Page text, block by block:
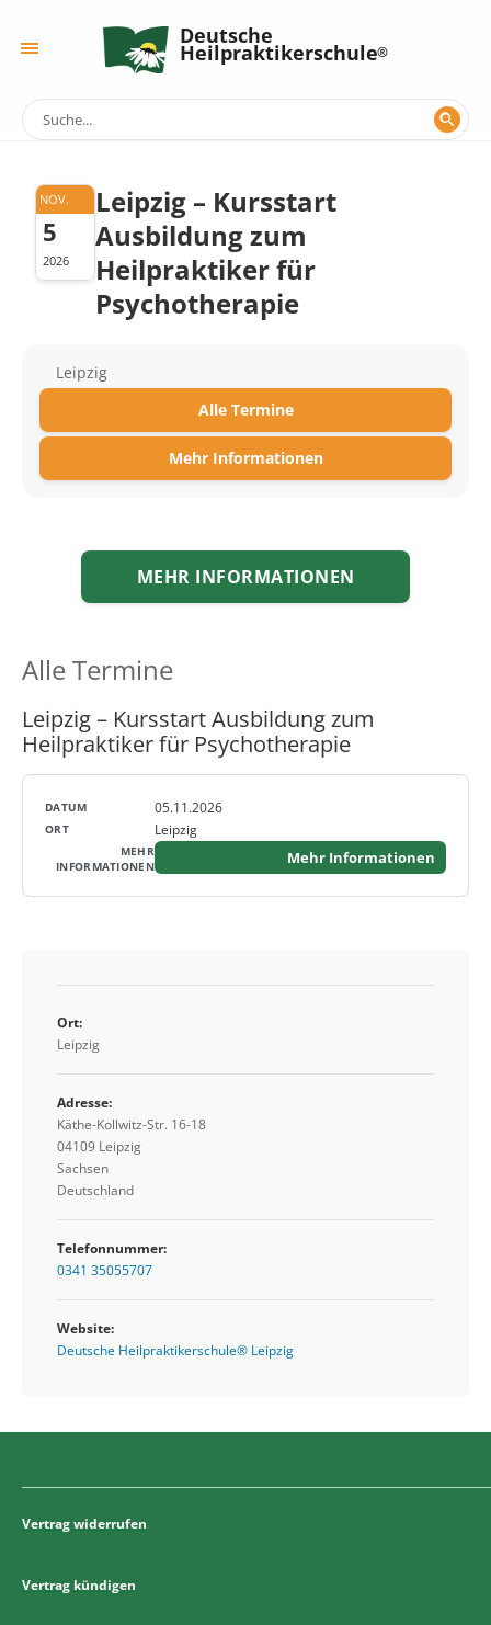
Deutsche
Heilpraktikerschule
NOV.
5
2026
Leipzig – Kursstart
Ausbildung zum
Heilpraktiker für
Psychotherapie
Leipzig
Alle Termine
Mehr Informationen
MEHR INFORMATIONEN
Alle Termine
Leipzig – Kursstart Ausbildung zum
Heilpraktiker für Psychotherapie
05.11.2026
Leipzig
Mehr Informationen
Ort:
Leipzig
Adresse:
Käthe-Kollwitz-Str. 16-18
04109 Leipzig
Sachsen
Deutschland
Telefonnummer:
0341 35055707
Website:
Deutsche Heilpraktikerschule® Leipzig
Vertrag widerrufen
Vertrag kündigen